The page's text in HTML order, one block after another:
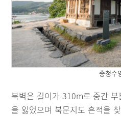
충청수
북벽은 길이가 310m로 중간
을 잃었으며 북문지도 흔적을